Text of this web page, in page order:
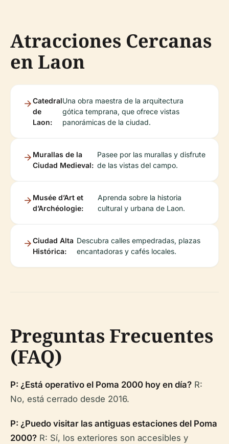
Atracciones Cercanas
en Laon
Catedral
de
Laon:
Una obra maestra de la arquitectura
gótica temprana, que ofrece vistas
panorámicas de la ciudad.
Murallas de la
Ciudad Medieval:
Pasee por las murallas y disfrute
de las vistas del campo.
Musée d’Art et
d’Archéologie:
Aprenda sobre la historia
cultural y urbana de Laon.
Ciudad Alta
Histórica:
Descubra calles empedradas, plazas
encantadoras y cafés locales.
Preguntas Frecuentes
(FAQ)
P: ¿Está operativo el Poma 2000 hoy en día? R:
No, está cerrado desde 2016.
P: ¿Puedo visitar las antiguas estaciones del Poma
2000? R: Sí, los exteriores son accesibles y